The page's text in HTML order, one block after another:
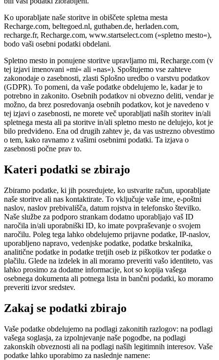
Ko uporabljate naše storitve in obiščete spletna mesta
Recharge.com, beltegoed.nl, guthaben.de, herladen.com,
recharge.fr, Recharge.com, www.startselect.com (»spletno mesto«),
bodo vaši osebni podatki obdelani.
Spletno mesto in ponujene storitve upravljamo mi, Recharge.com (v
tej izjavi imenovani »mi« ali »nas«). Spoštujemo vse zahteve
zakonodaje o zasebnosti, zlasti Splošno uredbo o varstvu podatkov
(GDPR). To pomeni, da vaše podatke obdelujemo le, kadar je to
potrebno in zakonito. Osebnih podatkov ni obvezno deliti, vendar je
možno, da brez posredovanja osebnih podatkov, kot je navedeno v
tej izjavi o zasebnosti, ne morete več uporabljati naših storitev in/ali
spletnega mesta ali pa storitve in/ali spletno mesto ne delujejo, kot je
bilo predvideno. Ena od drugih zahtev je, da vas ustrezno obvestimo
o tem, kako ravnamo z vašimi osebnimi podatki. Ta izjava o
zasebnosti počne prav to.
Kateri podatki se zbirajo
Zbiramo podatke, ki jih posredujete, ko ustvarite račun, uporabljate
naše storitve ali nas kontaktirate. To vključuje vaše ime, e-poštni
naslov, naslov prebivališča, datum rojstva in telefonsko številko.
Naše službe za podporo strankam dodatno uporabljajo vaš ID
naročila in/ali uporabniški ID, ko imate povpraševanje o svojem
naročilu. Poleg tega lahko obdelujemo prijavne podatke, IP-naslov,
uporabljeno napravo, vedenjske podatke, podatke brskalnika,
analitične podatke in podatke tretjih oseb iz piškotkov ter podatke o
plačilu. Glede na izdelek in ali moramo preveriti vašo identiteto, vas
lahko prosimo za dodatne informacije, kot so kopija vašega
osebnega dokumenta ali potnega lista in bančni podatki, ko moramo
preveriti izvor sredstev.
Zakaj se podatki zbirajo
Vaše podatke obdelujemo na podlagi zakonitih razlogov: na podlagi
vašega soglasja, za izpolnjevanje naše pogodbe, na podlagi
zakonskih obveznosti ali na podlagi naših legitimnih interesov. Vaše
podatke lahko uporabimo za naslednje namene: